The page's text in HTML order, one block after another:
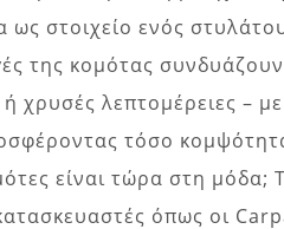
ως στοιχείο ενός
της κομότας
ή χρυσές λεπτομέρειες –
τόσο
είναι τώρα στη μόδα;
όπως οι